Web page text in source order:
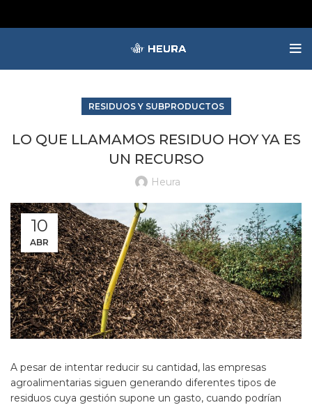
RESIDUOS Y SUBPRODUCTOS
LO QUE LLAMAMOS RESIDUO HOY YA ES
UN RECURSO
Heura
10
ABR
A pesar de intentar reducir su cantidad, las empresas
agroalimentarias siguen generando diferentes tipos de
residuos cuya gestión supone un gasto, cuando podrían